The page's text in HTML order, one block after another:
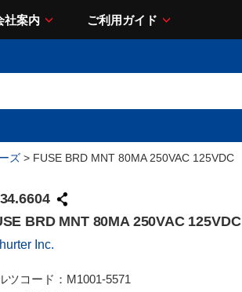
社案内 ご利用ガイド
ズ > FUSE BRD MNT 80MA 250VAC 125VDC
BRD MNT 80MA 250VAC 125VDC
Inc.
ツコード： M1001-5571